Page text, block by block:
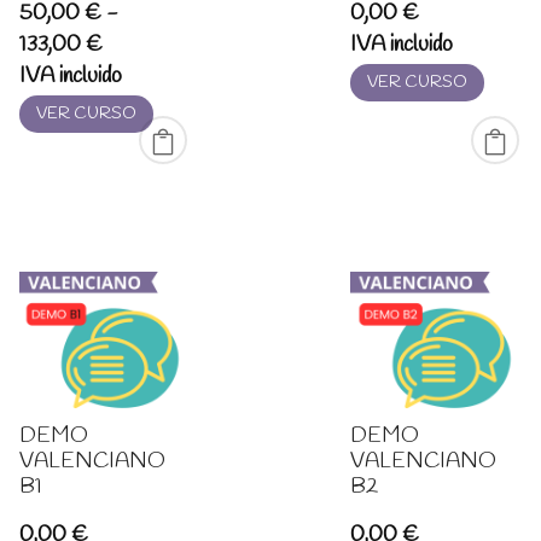
50,00€ -
133,00€Rango
de
precios:
desde
50,00 €
IVA incluido
VER CURSO
0,00€
IVA incluido
VER CURSO
DEMO
VALENCIANO
B1
DEMO
VALENCIANO
B2